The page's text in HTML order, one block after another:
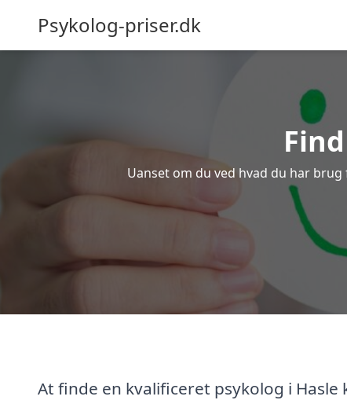
Psykolog-priser.dk
Uanset om du ved hvad du har
At finde en kvalificeret psykolog i Hasle